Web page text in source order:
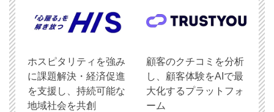
ホスピタリティを強み
に課題解決・経済促進
を支援し、持続可能な
地域社会を共創
顧客のクチコミを分析
し、顧客体験をAIで最
大化するプラットフォ
ーム